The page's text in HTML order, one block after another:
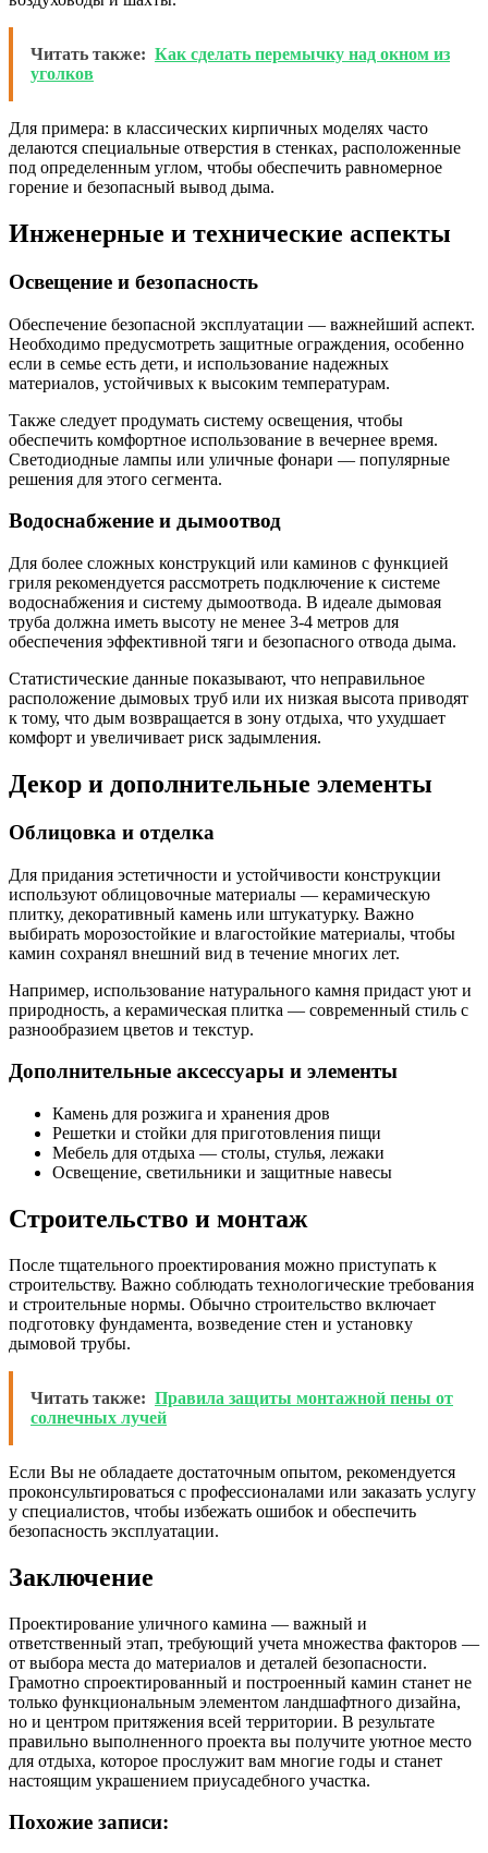
Читать также: Как сделать перемычку над окном из
уголков
Для примера: в классических кирпичных моделях часто
делаются специальные отверстия в стенках, расположенные
под определенным углом, чтобы обеспечить равномерное
горение и безопасный вывод дыма.
Инженерные и технические аспекты
Освещение и безопасность
Обеспечение безопасной эксплуатации — важнейший аспект.
Необходимо предусмотреть защитные ограждения, особенно
если в семье есть дети, и использование надежных
материалов, устойчивых к высоким температурам.
Также следует продумать систему освещения, чтобы
обеспечить комфортное использование в вечернее время.
Светодиодные лампы или уличные фонари — популярные
решения для этого сегмента.
Водоснабжение и дымоотвод
Для более сложных конструкций или каминов с функцией
гриля рекомендуется рассмотреть подключение к системе
водоснабжения и систему дымоотвода. В идеале дымовая
труба должна иметь высоту не менее 3-4 метров для
обеспечения эффективной тяги и безопасного отвода дыма.
Статистические данные показывают, что неправильное
расположение дымовых труб или их низкая высота приводят
к тому, что дым возвращается в зону отдыха, что ухудшает
комфорт и увеличивает риск задымления.
Декор и дополнительные элементы
Облицовка и отделка
Для придания эстетичности и устойчивости конструкции
используют облицовочные материалы — керамическую
плитку, декоративный камень или штукатурку. Важно
выбирать морозостойкие и влагостойкие материалы, чтобы
камин сохранял внешний вид в течение многих лет.
Например, использование натурального камня придаст уют и
природность, а керамическая плитка — современный стиль с
разнообразием цветов и текстур.
Дополнительные аксессуары и элементы
Камень для розжига и хранения дров
Решетки и стойки для приготовления пищи
Мебель для отдыха — столы, стулья, лежаки
Освещение, светильники и защитные навесы
Строительство и монтаж
После тщательного проектирования можно приступать к
строительству. Важно соблюдать технологические требования
и строительные нормы. Обычно строительство включает
подготовку фундамента, возведение стен и установку
дымовой трубы.
Читать также: Правила защиты монтажной пены от
солнечных лучей
Если Вы не обладаете достаточным опытом, рекомендуется
проконсультироваться с профессионалами или заказать услугу
у специалистов, чтобы избежать ошибок и обеспечить
безопасность эксплуатации.
Заключение
Проектирование уличного камина — важный и
ответственный этап, требующий учета множества факторов —
от выбора места до материалов и деталей безопасности.
Грамотно спроектированный и построенный камин станет не
только функциональным элементом ландшафтного дизайна,
но и центром притяжения всей территории. В результате
правильно выполненного проекта вы получите уютное место
для отдыха, которое прослужит вам многие годы и станет
настоящим украшением приусадебного участка.
Похожие записи: